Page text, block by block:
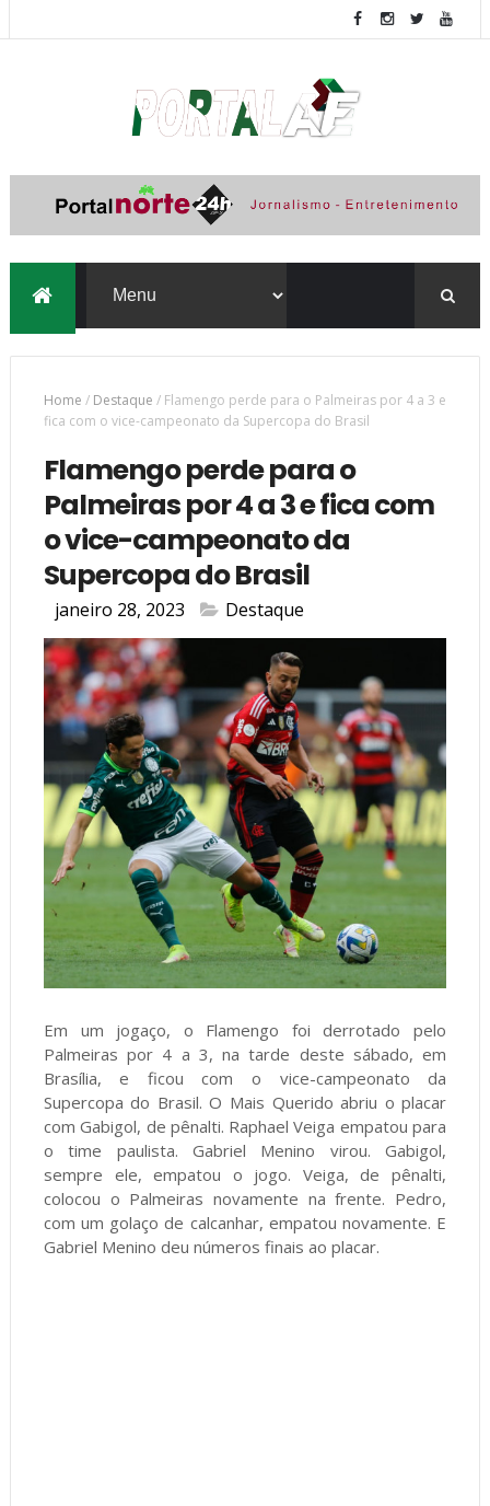
Home / Destaque / Flamengo perde para o Palmeiras por 4 a 3 e
fica com o vice-campeonato da Supercopa do Brasil
Flamengo perde para o
Palmeiras por 4 a 3 e fica com
o vice-campeonato da
Supercopa do Brasil
janeiro 28, 2023 Destaque
Em um jogaço, o Flamengo foi derrotado pelo
Palmeiras por 4 a 3, na tarde deste sábado, em
Brasília, e ficou com o vice-campeonato da
Supercopa do Brasil. O Mais Querido abriu o placar
com Gabigol, de pênalti. Raphael Veiga empatou para
o time paulista. Gabriel Menino virou. Gabigol,
sempre ele, empatou o jogo. Veiga, de pênalti,
colocou o Palmeiras novamente na frente. Pedro,
com um golaço de calcanhar, empatou novamente. E
Gabriel Menino deu números finais ao placar.